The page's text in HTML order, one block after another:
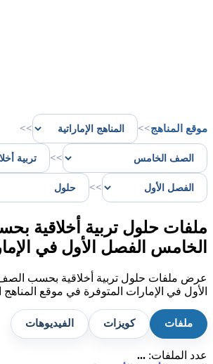
موقع المناهج>>
>>
>>
>>
ملفات حلول تربية أخلاقية
الخامس الفصل الأول في
عرض ملفات حلول تربية أخلاقية بحسب
الأول في الإمارات المتوفرة في موقع المناهج
ملفات كويزات الفيديوهات
عدد الملفات: ...